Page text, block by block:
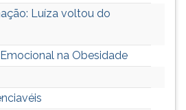
Luíza voltou do
na Obesidade